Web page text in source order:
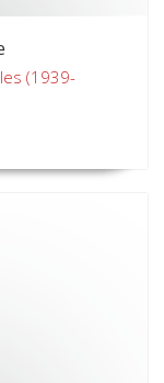
(1939-